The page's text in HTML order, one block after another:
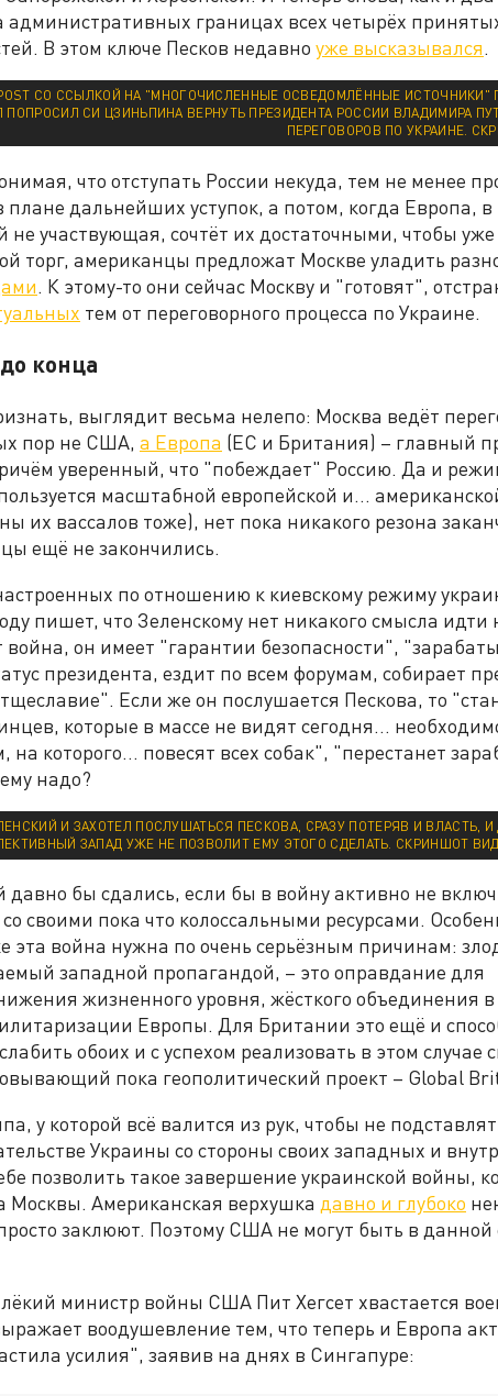
административных границах всех четырёх
В этом ключе Песков недавно уже высказывался.
POST СО ССЫЛКОЙ НА "МНОГОЧИСЛЕННЫЕ ОСВЕДОМЛЁННЫЕ ИСТОЧНИКИ"
ПОПРОСИЛ СИ ЦЗИНЬПИНА ВЕРНУТЬ ПРЕЗИДЕНТА РОССИИ ВЛАДИМИРА
ПЕРЕГОВОРОВ ПО УКРАИНЕ.
что отступать России некуда, тем не менее
дальнейших уступок, а потом, когда Европа, в
не участвующая, сочтёт их достаточными, чтобы уже
торг, американцы предложат Москве уладить
. К этому-то они сейчас Москву и "готовят",
тем от переговорного процесса по Украине.
конца
выглядит весьма нелепо: Москва ведёт
пор не США, а Европа (ЕС и Британия) – главный
уверенный, что "побеждает" Россию. Да и
масштабной европейской и…
их вассалов тоже), нет пока никакого резона
ещё не закончились.
по отношению к киевскому режиму
пишет, что Зеленскому нет никакого смысла идти
война, он имеет "гарантии безопасности",
президента, ездит по всем форумам, собирает
Если же он послушается Пескова, то
которые в массе не видят сегодня…
на которого… повесят всех собак", "перестанет
надо?
И ЗАХОТЕЛ ПОСЛУШАТЬСЯ ПЕСКОВА, СРАЗУ ПОТЕРЯВ И ВЛАСТЬ, И
ЗАПАД УЖЕ НЕ ПОЗВОЛИТ ЕМУ ЭТОГО СДЕЛАТЬ. СКРИНШОТ
давно бы сдались, если бы в войну активно не
своими пока что колоссальными ресурсами.
эта война нужна по очень серьёзным причинам:
западной пропагандой, – это оправдание для
жизненного уровня, жёсткого объединения в
Европы. Для Британии это ещё и
обоих и с успехом реализовать в этом случае
пока геополитический проект – Global
у которой всё валится из рук, чтобы не
Украины со стороны своих западных и
позволить такое завершение украинской войны,
Москвы. Американская верхушка давно и глубоко
заклюют. Поэтому США не могут быть в данной
министр войны США Пит Хегсет хвастается
воодушевление тем, что теперь и Европа
усилия", заявив на днях в Сингапуре: